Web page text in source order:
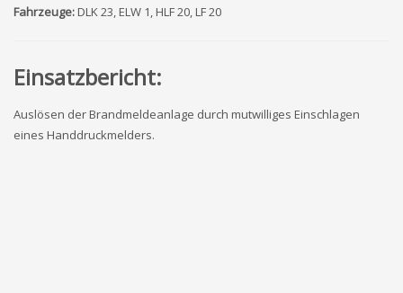
Fahrzeuge:DLK 23, ELW 1, HLF 20, LF 20
Einsatzbericht:
Auslösen der Brandmeldeanlage durch mutwilliges Einschlagen
eines Handdruckmelders.